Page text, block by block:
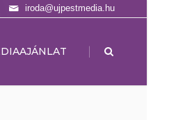
iroda@ujpestmedia.hu
|